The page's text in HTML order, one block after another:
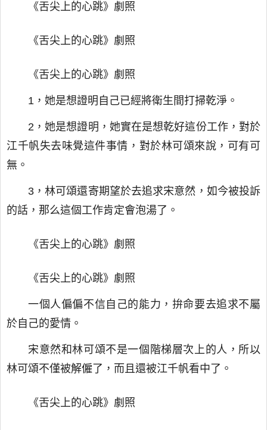
《舌尖上的心跳》劇照
《舌尖上的心跳》劇照
《舌尖上的心跳》劇照
1，她是想證明自己已經將衛生間打掃乾淨。
2，她是想證明，她實在是想乾好這份工作，對於
江千帆失去味覺這件事情，對於林可頌來說，可有可
無。
3，林可頌還寄期望於去追求宋意然，如今被投訴
的話，那么這個工作肯定會泡湯了。
《舌尖上的心跳》劇照
《舌尖上的心跳》劇照
一個人偏偏不信自己的能力，拚命要去追求不屬
於自己的愛情。
宋意然和林可頌不是一個階梯層次上的人，所以
林可頌不僅被解僱了，而且還被江千帆看中了。
《舌尖上的心跳》劇照